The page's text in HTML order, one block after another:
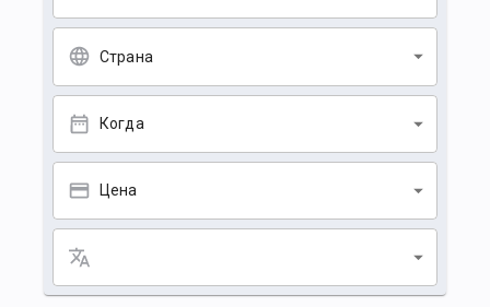
Страна
Когда
Цена